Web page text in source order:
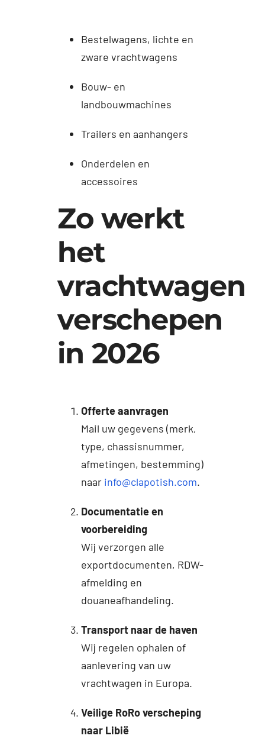
Bestelwagens, lichte en
zware vrachtwagens
Bouw- en
landbouwmachines
Trailers en aanhangers
Onderdelen en
accessoires
Zo werkt
het
vrachtwagen
verschepen
in 2026
Offerte aanvragen
Mail uw gegevens (merk,
type, chassisnummer,
afmetingen, bestemming)
naar info@clapotish.com.
Documentatie en
voorbereiding
Wij verzorgen alle
exportdocumenten, RDW-
afmelding en
douaneafhandeling.
Transport naar de haven
Wij regelen ophalen of
aanlevering van uw
vrachtwagen in Europa.
Veilige RoRo verscheping
naar Libië